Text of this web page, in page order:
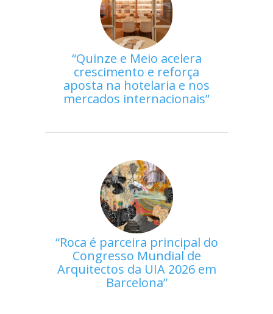
Quinze e Meio acelera
crescimento e reforça
aposta na hotelaria e nos
mercados internacionais
Roca é parceira principal do
Congresso Mundial de
Arquitectos da UIA 2026 em
Barcelona